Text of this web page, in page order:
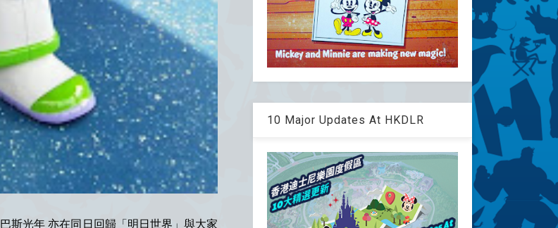
巴斯光年 亦在同日回歸「明日世界」與大家
10 Major Updates At HKDLR